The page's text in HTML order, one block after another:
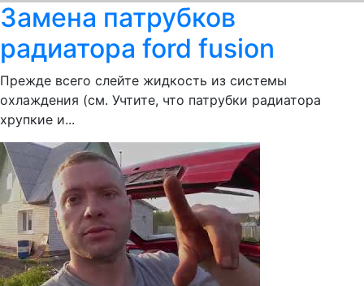
Замена патрубков
радиатора ford fusion
Прежде всего слейте жидкость из системы
охлаждения (см. Учтите, что патрубки радиатора
хрупкие и...